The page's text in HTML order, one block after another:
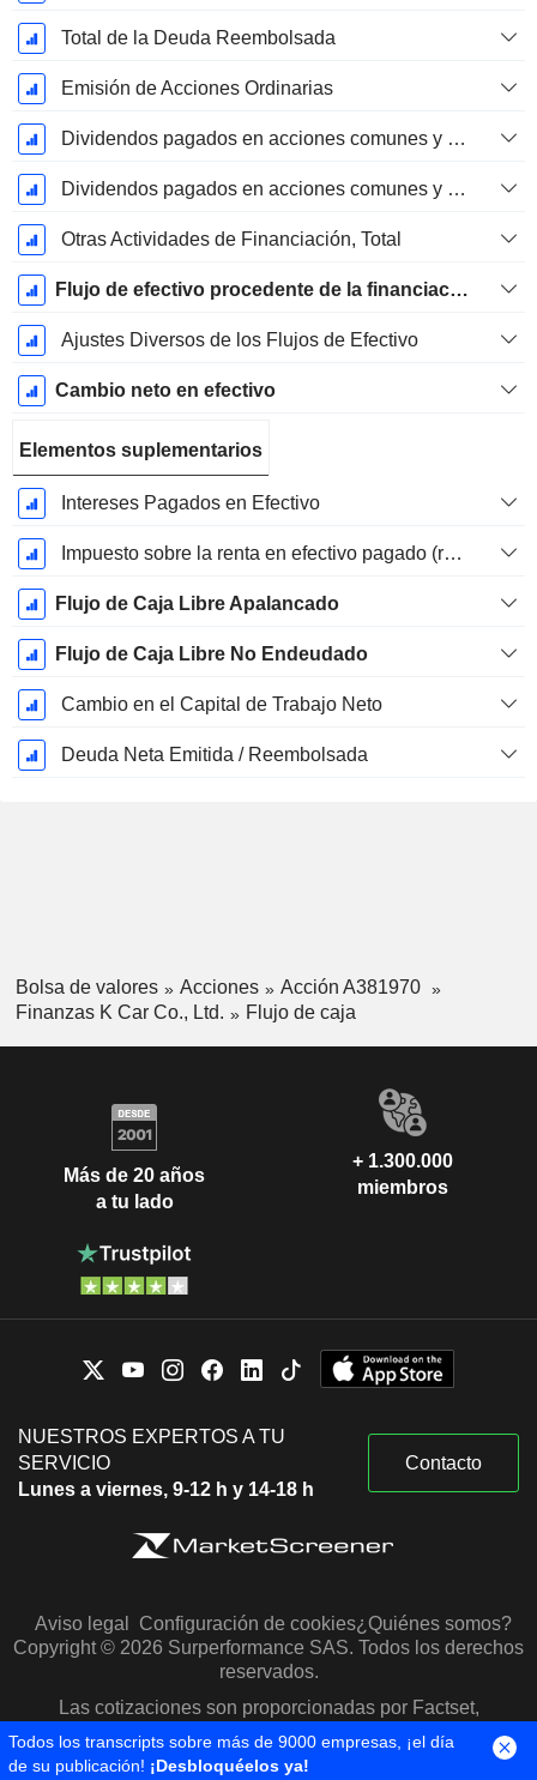
Total de la Deuda Reembolsada
Emisión de Acciones Ordinarias
Dividendos pagados en acciones comunes y preferentes - (Específico de la plantilla)
Dividendos pagados en acciones comunes y preferentes
Otras Actividades de Financiación, Total
Flujo de efectivo procedente de la financiación
Ajustes Diversos de los Flujos de Efectivo
Cambio neto en efectivo
Elementos suplementarios
Intereses Pagados en Efectivo
Impuesto sobre la renta en efectivo pagado (reembolso)
Flujo de Caja Libre Apalancado
Flujo de Caja Libre No Endeudado
Cambio en el Capital de Trabajo Neto
Deuda Neta Emitida / Reembolsada
Bolsa de valores Acciones
Acción A381970
Finanzas K Car Co., Ltd.
Flujo de caja
Más de 20 años
a tu lado
+ 1.300.000
miembros
NUESTROS EXPERTOS A TU
SERVICIO
Lunes a viernes, 9-12 h y 14-18 h
Contacto
Aviso legal Configuración de cookies¿Quiénes somos?
Copyright © 2026 Surperformance SAS. Todos los derechos
reservados.
Las cotizaciones son proporcionadas por Factset,
Morningstar y S&P Capital IQ
Todos los transcripts sobre más de 9000 empresas, ¡el día
de su publicación! ¡Desbloquéelos ya!